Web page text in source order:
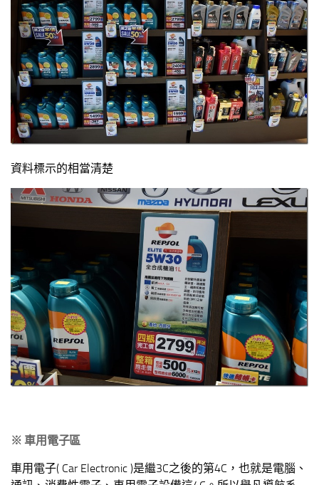
資料標示的相當清楚
※ 車用電子區
車用電子( Car Electronic )是繼3C之後的第4C，也就是電腦、